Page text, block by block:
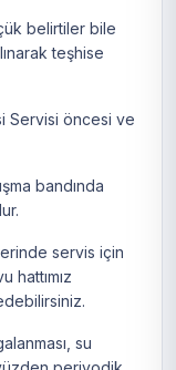
belirtiler bile
teşhise
Servisi öncesi ve
bandında
servis için
hattımız
su